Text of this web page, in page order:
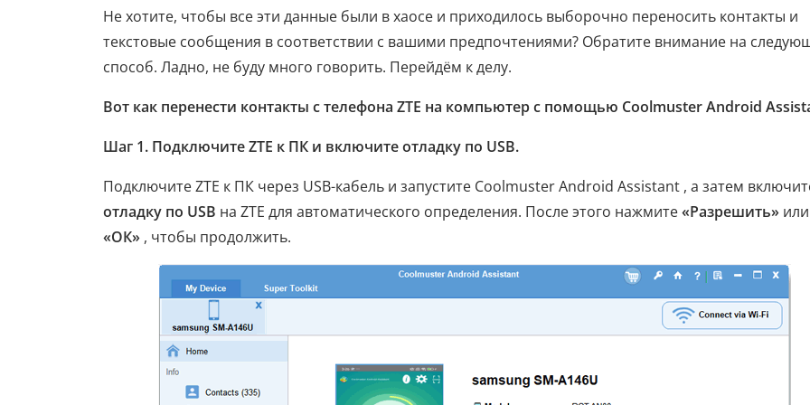
Не хотите, чтобы все эти данные были в хаосе и приходилось выборочно переносить контакты и
текстовые сообщения в соответствии с вашими предпочтениями? Обратите внимание на
способ. Ладно, не буду много говорить. Перейдём к делу.
Вот как перенести контакты с телефона ZTE на компьютер с помощью Coolmuster Android
Шаг 1. Подключите ZTE к ПК и включите отладку по USB.
Подключите ZTE к ПК через USB-кабель и запустите Coolmuster Android Assistant , а затем
отладку по USB на ZTE для автоматического определения. После этого нажмите«Разрешить» или
«ОК» , чтобы продолжить.